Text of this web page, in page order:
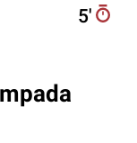
5′